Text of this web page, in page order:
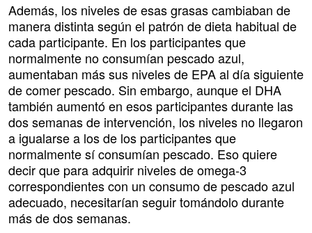
Además, los niveles de esas grasas cambiaban de
manera distinta según el patrón de dieta habitual de
cada participante. En los participantes que
normalmente no consumían pescado azul,
aumentaban más sus niveles de EPA al día siguiente
de comer pescado. Sin embargo, aunque el DHA
también aumentó en esos participantes durante las
dos semanas de intervención, los niveles no llegaron
a igualarse a los de los participantes que
normalmente sí consumían pescado. Eso quiere
decir que para adquirir niveles de omega-3
correspondientes con un consumo de pescado azul
adecuado, necesitarían seguir tomándolo durante
más de dos semanas.